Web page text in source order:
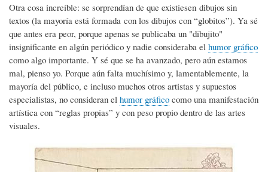
Otra cosa increíble: se sorprendían de que existiesen dibujos sin
textos (la mayoría está formada con los dibujos con “globitos”). Ya sé
que antes era peor, porque apenas se publicaba un "dibujito"
insignificante en algún periódico y nadie consideraba el humor gráfico
como algo importante. Y sé que se ha avanzado, pero aún estamos
mal, pienso yo. Porque aún falta muchísimo y, lamentablemente, la
mayoría del público, e incluso muchos otros artistas y supuestos
especialistas, no consideran el humor gráfico como una manifestación
artística con “reglas propias” y con peso propio dentro de las artes
visuales.